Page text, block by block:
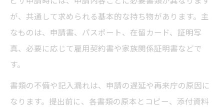
が、共通して求められる基本的な持ち物があります。主
なものは、申請書、パスポート、在留カード、証明写
真、必要に応じて雇用契約書や家族関係証明書などで
す。
書類の不備や記入漏れは、申請の遅延や再来庁の原因に
なります。提出前に、各書類の原本とコピー、添付資料